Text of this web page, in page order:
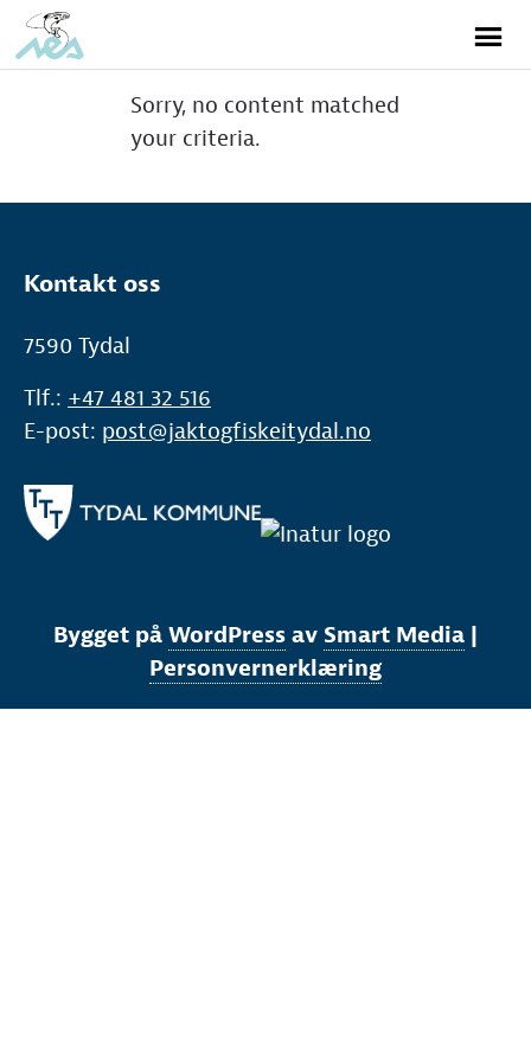
Sorry, no content matched
your criteria.
Kontakt oss
7590 Tydal
Tlf.: +47 481 32 516
E-post: post@jaktogfiskeitydal.no
Bygget på WordPress av Smart Media |
Personvernerklæring